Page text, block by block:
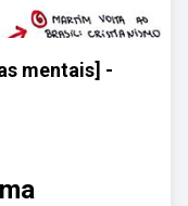
mentais] -